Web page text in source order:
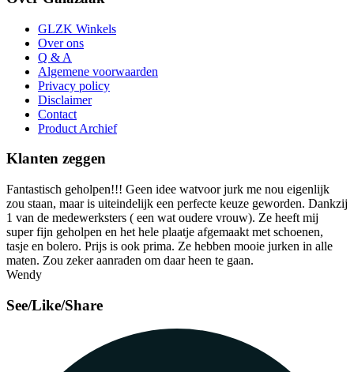
GLZK Winkels
Over ons
Q & A
Algemene voorwaarden
Privacy policy
Disclaimer
Contact
Product Archief
Klanten zeggen
Fantastisch geholpen!!! Geen idee watvoor jurk me nou eigenlijk
zou staan, maar is uiteindelijk een perfecte keuze geworden. Dankzij
1 van de medewerksters ( een wat oudere vrouw). Ze heeft mij
super fijn geholpen en het hele plaatje afgemaakt met schoenen,
tasje en bolero. Prijs is ook prima. Ze hebben mooie jurken in alle
maten. Zou zeker aanraden om daar heen te gaan.
Wendy
See/Like/Share